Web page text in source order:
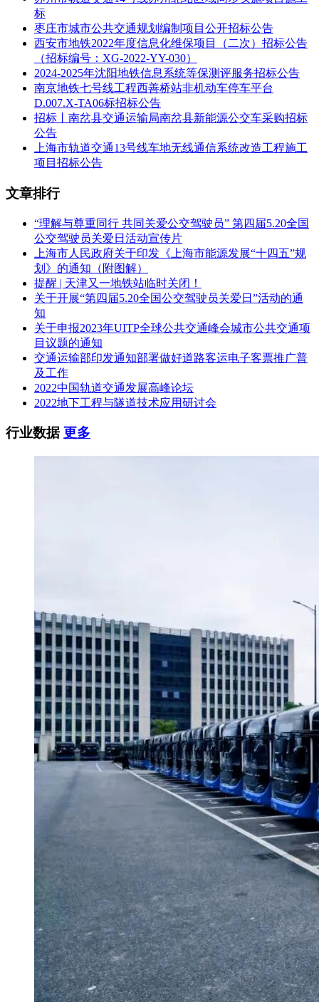
DK0+003.288～DK231+052.057），共分为2个标段，具体工
程内容如下：
JPZQ-9标段（焦作地区）：线路长度：正线（双线）0.702公
里、正线（左单线）4.797公里、正线（右单线或右绕线）
4.126公里，焦作西东南上、下行联络线（单线）15.529公里。
主要工程：路基（双线0.690公里、单线4.759公里）；桥梁
（双线0.427公里/1座、单线19.693公里/7座），包括左线跨焦
柳铁路特大桥、右线跨焦柳铁路特大桥等；隧道（单线0.825
公里/2座）。
（右线）YDK0+003.331～YDK4+125.622，以及焦作西东南
JPZQ-10标段（洛阳枢纽）：线路长度：正线7.564公里，郑西
高铁北西上下行联络线（单线）0.730公里，郑西高铁西南上
下行联络线（单线）4.408公里，动走1、2线（单线）4.784公
里，洛宜线改建正线（单线）4.712公里。
主要工程：路基（双线4.056公里、单线10.680公里）；桥梁
（双线3.508公里/1座、单线3.954公里/3座），包括西军屯特大
桥、洛阳龙门西南上行联络线特大桥、动1线特大桥、动2线特
大桥等；设梁场1个。
里程范围：正线DK97+587.040～DK105+151.240，郑西高铁
北西上下行联络线、西南上下行联络线，洛宜铁路改建及相关
工程，动车走行1线、2线（D2DK0+000~D2DK0+507.270）及
洛阳龙门站改扩建工程。
标
枣庄市城市公共交通规划编制项目公开招标公告
西安市地铁2022年度信息化维保项目（二次）招标公告
（招标编号：XG-2022-YY-030）
2024-2025年沈阳地铁信息系统等保测评服务招标公告
南京地铁七号线工程西善桥站非机动车停车平台
D.007.X-TA06标招标公告
招标丨南岔县交通运输局南岔县新能源公交车采购招标
公告
上海市轨道交通13号线车地无线通信系统改造工程施工
项目招标公告
文章排行
“理解与尊重同行 共同关爱公交驾驶员” 第四届5.20全国
公交驾驶员关爱日活动宣传片
上海市人民政府关于印发《上海市能源发展“十四五”规
划》的通知（附图解）
提醒 | 天津又一地铁站临时关闭！
关于开展“第四届5.20全国公交驾驶员关爱日”活动的通
知
关于申报2023年UITP全球公共交通峰会城市公共交通项
目议题的通知
交通运输部印发通知部署做好道路客运电子客票推广普
及工作
2022中国轨道交通发展高峰论坛
2022地下工程与隧道技术应用研讨会
行业数据更多